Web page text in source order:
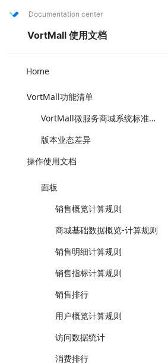
Documentation center
VortMall 使用文档
Home
VortMall功能清单
VortMall微服务商城系统标准版功能清单（打“✅”为套餐固定功能，可直接选用成熟方案，“可选配”为可另升级叠加版本功能，注店铺体系与门店体系为互斥功能体系）
版本业态差异
操作使用文档
面板
销售概览计算规则
商城基础数据概览-计算规则
销售明细计算规则
销售指标计算规则
销售排行
用户概览计算规则
访问数据统计
消费排行